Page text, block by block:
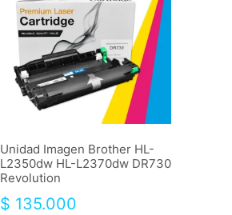
Unidad Imagen Brother HL-
L2350dw HL-L2370dw DR730
Revolution
$ 135.000